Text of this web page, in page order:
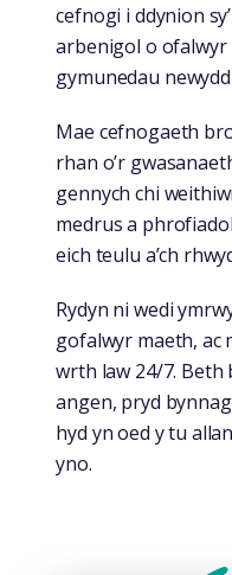
cefnogi i ddynion
arbenigol o ofalwyr
gymunedau newydd
Mae cefnogaeth
rhan o’r
gennych chi
medrus a
eich teulu a’ch
Rydyn ni wedi
gofalwyr maeth, ac
wrth law 24/7. Beth
angen, pryd
hyd yn oed y tu
yno.